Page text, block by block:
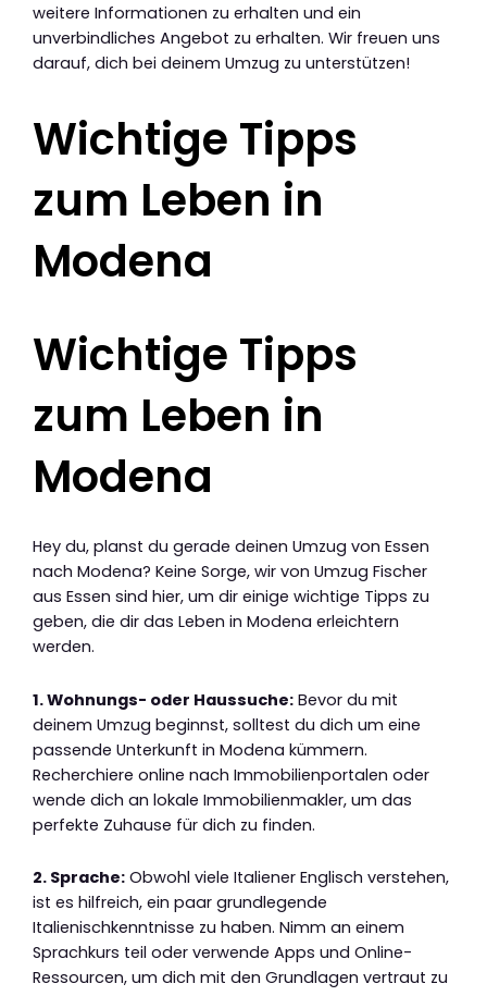
weitere Informationen zu erhalten und ein
unverbindliches Angebot zu erhalten. Wir freuen uns
darauf, dich bei deinem Umzug zu unterstützen!
Wichtige Tipps
zum Leben in
Modena
Wichtige Tipps
zum Leben in
Modena
Hey du, planst du gerade deinen Umzug von Essen
nach Modena? Keine Sorge, wir von Umzug Fischer
aus Essen sind hier, um dir einige wichtige Tipps zu
geben, die dir das Leben in Modena erleichtern
werden.
1. Wohnungs- oder Haussuche: Bevor du mit
deinem Umzug beginnst, solltest du dich um eine
passende Unterkunft in Modena kümmern.
Recherchiere online nach Immobilienportalen oder
wende dich an lokale Immobilienmakler, um das
perfekte Zuhause für dich zu finden.
2. Sprache: Obwohl viele Italiener Englisch verstehen,
ist es hilfreich, ein paar grundlegende
Italienischkenntnisse zu haben. Nimm an einem
Sprachkurs teil oder verwende Apps und Online-
Ressourcen, um dich mit den Grundlagen vertraut zu